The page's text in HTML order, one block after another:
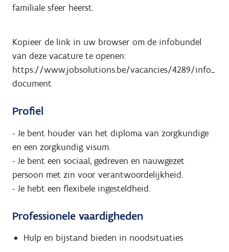
familiale sfeer heerst.
Kopieer de link in uw browser om de infobundel
van deze vacature te openen:
https://www.jobsolutions.be/vacancies/4289/info_
document
Profiel
- Je bent houder van het diploma van zorgkundige
en een zorgkundig visum.
- Je bent een sociaal, gedreven en nauwgezet
persoon met zin voor verantwoordelijkheid.
- Je hebt een flexibele ingesteldheid.
Professionele vaardigheden
Hulp en bijstand bieden in noodsituaties